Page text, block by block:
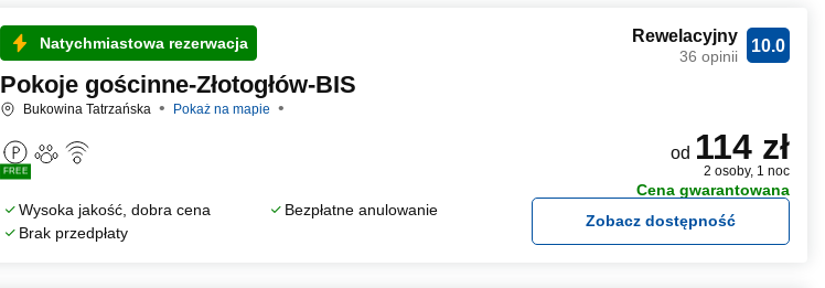
Natychmiastowa rezerwacja
Pokoje gościnne-Złotogłów-BIS
Bukowina Tatrzańska Pokaż na mapie
FREE
Wysoka jakość, dobra cena
Bezpłatne anulowanie
Brak przedpłaty
10.0
Rewelacyjny
36 opinii
od 114 zł
2 osoby, 1 noc
Cena gwarantowana
Zobacz dostępność